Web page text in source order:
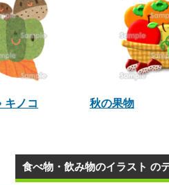
キノコ 秋の果物
食べ物・飲み物のイラスト の